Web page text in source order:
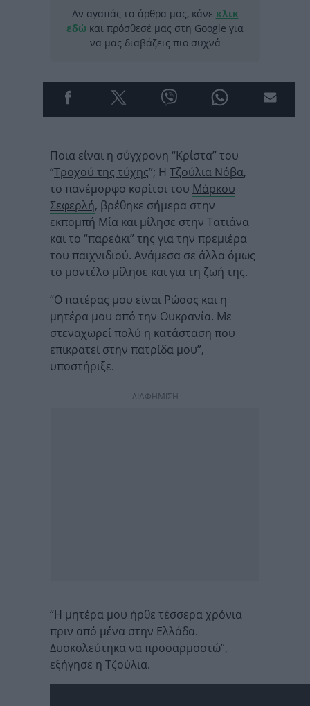
Αν αγαπάς τα άρθρα μας, κάνε κλικ
εδώ και πρόσθεσέ μας στη Google για
να μας διαβάζεις πιο συχνά
Ποια είναι η σύγχρονη “Κρίστα” του
“Τροχού της τύχης”; Η Τζούλια Νόβα,
το πανέμορφο κορίτσι του Μάρκου
Σεφερλή, βρέθηκε σήμερα στην
εκπομπή Μία και μίλησε στην Τατιάνα
και το “παρεάκι” της για την πρεμιέρα
του παιχνιδιού. Ανάμεσα σε άλλα όμως
το μοντέλο μίλησε και για τη ζωή της.
“Ο πατέρας μου είναι Ρώσος και η
μητέρα μου από την Ουκρανία. Με
στεναχωρεί πολύ η κατάσταση που
επικρατεί στην πατρίδα μου”,
υποστήριξε.
ΔΙΑΦΗΜΙΣΗ
“Η μητέρα μου ήρθε τέσσερα χρόνια
πριν από μένα στην Ελλάδα.
Δυσκολεύτηκα να προσαρμοστώ”,
εξήγησε η Τζούλια.